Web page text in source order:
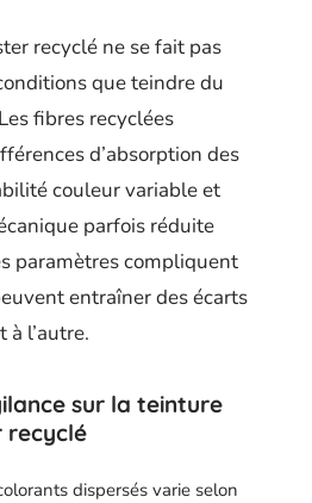
recyclé ne se fait pas
que teindre du
fibres recyclées
d’absorption des
couleur variable et
parfois réduite
paramètres compliquent
entraîner des écarts
à l’autre.
sur la teinture
recyclé
dispersés varie selon